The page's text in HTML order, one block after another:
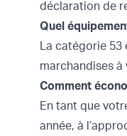
déclaration de
Quel
La catégorie 53
marchandises
Comment
En tant que
année, à